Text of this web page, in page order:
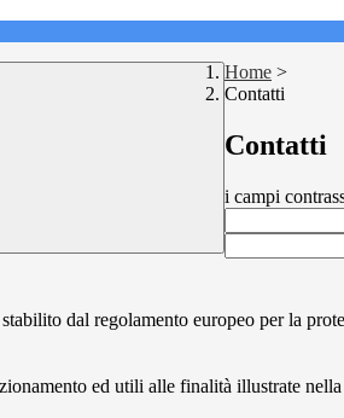
Home >
Contatti
Contatti
i campi
dal regolamento europeo per la
ed utili alle finalità illustrate nella